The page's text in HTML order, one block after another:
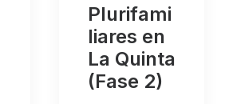
Plurifami
liares en
La Quinta
(Fase 2)